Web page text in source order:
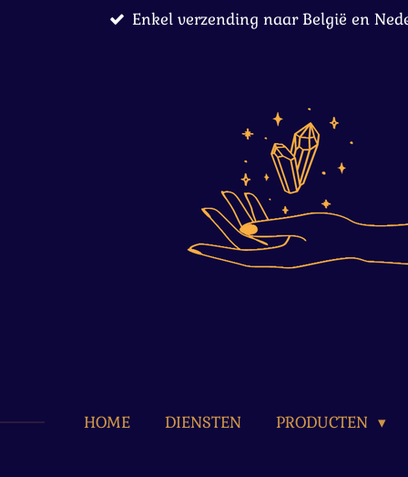
Enkel verzending naar België en
HOME DIENSTEN PRODUCTEN